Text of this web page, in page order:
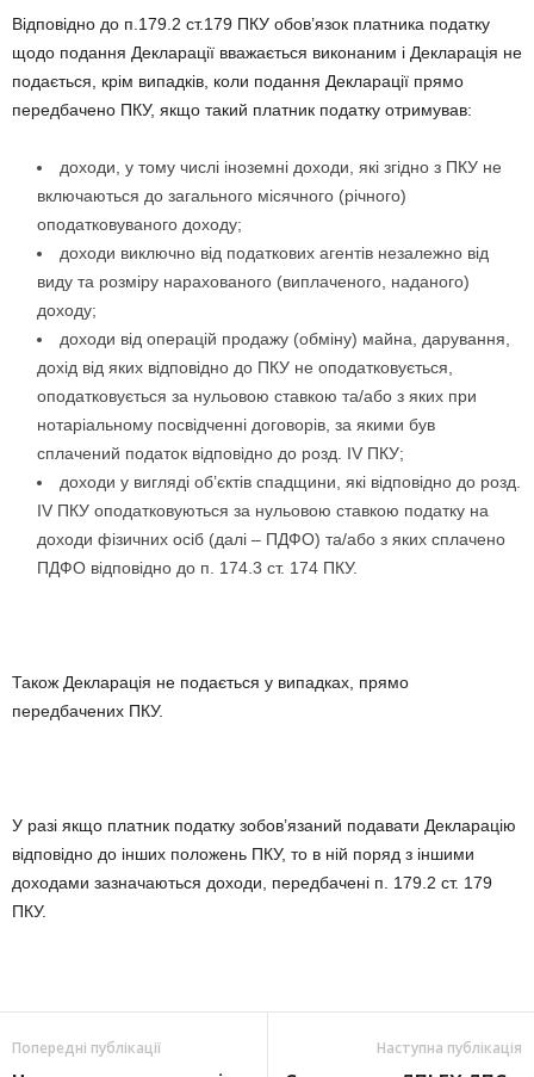
Відповідно до п.179.2 ст.179 ПКУ обов’язок платника податку
щодо подання Декларації вважається виконаним і Декларація не
подається, крім випадків, коли подання Декларації прямо
передбачено ПКУ, якщо такий платник податку отримував:
доходи, у тому числі іноземні доходи, які згідно з ПКУ не
включаються до загального місячного (річного)
оподатковуваного доходу;
доходи виключно від податкових агентів незалежно від
виду та розміру нарахованого (виплаченого, наданого)
доходу;
доходи від операцій продажу (обміну) майна, дарування,
дохід від яких відповідно до ПКУ не оподатковується,
оподатковується за нульовою ставкою та/або з яких при
нотаріальному посвідченні договорів, за якими був
сплачений податок відповідно до розд. ІV ПКУ;
доходи у вигляді об’єктів спадщини, які відповідно до розд.
ІV ПКУ оподатковуються за нульовою ставкою податку на
доходи фізичних осіб (далі – ПДФО) та/або з яких сплачено
ПДФО відповідно до п. 174.3 ст. 174 ПКУ.
Також Декларація не подається у випадках, прямо
передбачених ПКУ.
У разі якщо платник податку зобов’язаний подавати Декларацію
відповідно до інших положень ПКУ, то в ній поряд з іншими
доходами зазначаються доходи, передбачені п. 179.2 ст. 179
ПКУ.
Попередні публікації Наступна публікація